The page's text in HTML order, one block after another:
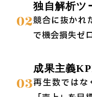
02
独自解析ツ
競合に抜かれ
で機会損失ゼ
03
成果主義
再生数ではな